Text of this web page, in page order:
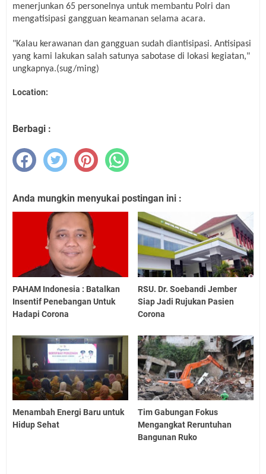
menerjunkan 65 personelnya untuk membantu Polri dan
mengatisipasi gangguan keamanan selama acara.
"Kalau kerawanan dan gangguan sudah diantisipasi. Antisipasi
yang kami lakukan salah satunya sabotase di lokasi kegiatan,"
ungkapnya.(sug/ming)
Location:
Berbagi :
Anda mungkin menyukai postingan ini :
PAHAM Indonesia : Batalkan
Insentif Penebangan Untuk
Hadapi Corona
RSU. Dr. Soebandi Jember
Siap Jadi Rujukan Pasien
Corona
Menambah Energi Baru untuk
Hidup Sehat
Tim Gabungan Fokus
Mengangkat Reruntuhan
Bangunan Ruko